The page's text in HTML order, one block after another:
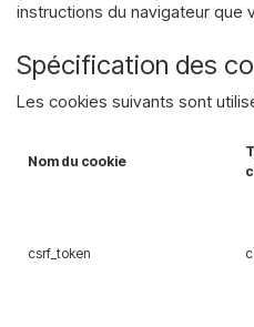
instructions du navigateur que
Spécification des
Les cookies suivants sont
Nom du cookie
csrf_token